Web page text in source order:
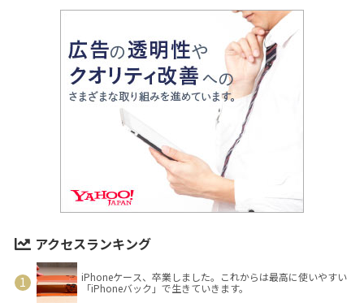
アクセスランキング
iPhoneケース、卒業しました。これからは最高に使いやすい
「iPhoneバック」で生きていきます。